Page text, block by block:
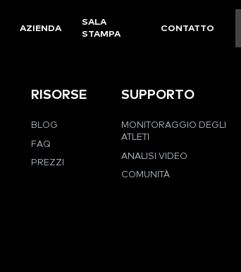
AZIENDA
SALA
STAMPA
CONTATTO
RISORSE
BLOG
FAQ
PREZZI
SUPPORTO
MONITORAGGIO DEGLI
ATLETI
ANALISI VIDEO
COMUNITÀ